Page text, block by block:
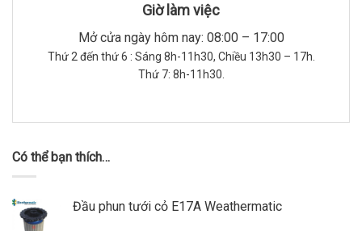
Giờ làm việc
Mở cửa ngày hôm nay: 08:00 – 17:00
Thứ 2 đến thứ 6 : Sáng 8h-11h30, Chiều 13h30 – 17h.
Thứ 7: 8h-11h30.
Có thể bạn thích…
Đầu phun tưới cỏ E17A Weathermatic